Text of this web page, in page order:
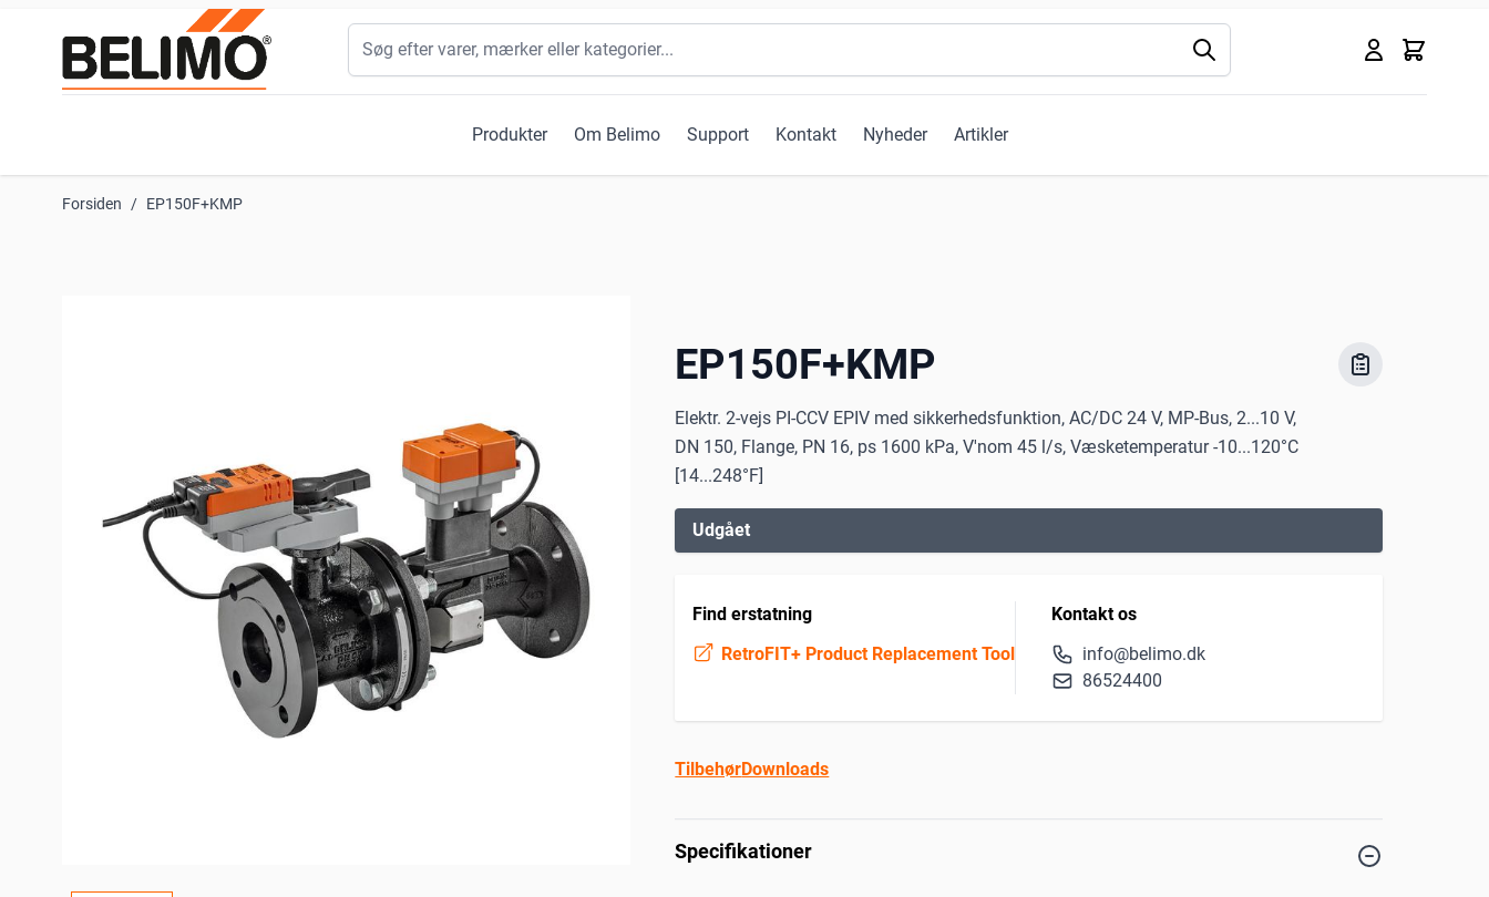
Produkter Om Belimo Support Kontakt Nyheder Artikler
Kurv
Søg
Forsiden / EP150F+KMP
EP150F+KMP
Elektr. 2-vejs PI-CCV EPIV med sikkerhedsfunktion, AC/DC 24 V, MP-Bus, 2...10 V,
DN 150, Flange, PN 16, ps 1600 kPa, V'nom 45 l/s, Væsketemperatur -10...120°C
[14...248°F]
Udgået
Find erstatning
RetroFIT+ Product Replacement Tool
Kontakt os
info@belimo.dk
86524400
TilbehørDownloads
Specifikationer